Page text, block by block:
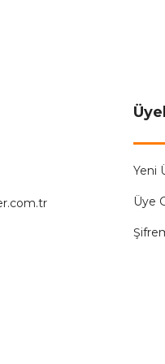
Diafon Bus Plus
2.490,00 ₺
Yeni
Üye